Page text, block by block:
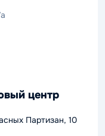
центр
Партизан, 10